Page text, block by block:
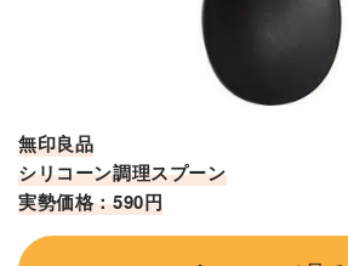
無印良品
シリコーン調理スプーン
実勢価格：590円